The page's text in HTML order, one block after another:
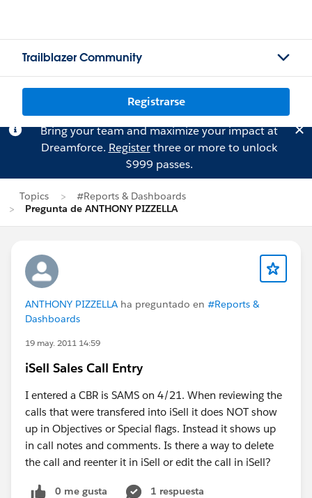
Trailblazer Community
Registrarse
Bring your team and maximize your impact at
Dreamforce. Registerthree or more to unlock
$999 passes.
Topics
#Reports & Dashboards
Pregunta de ANTHONY PIZZELLA
ANTHONY PIZZELLA ha preguntado en #Reports &
Dashboards
19 may. 2011 14:59
iSell Sales Call Entry
I entered a CBR is SAMS on 4/21. When reviewing the
calls that were transfered into iSell it does NOT show
up in Objectives or Special flags. Instead it shows up
in call notes and comments. Is there a way to delete
the call and reenter it in iSell or edit the call in iSell?
0 me gusta
1 respuesta